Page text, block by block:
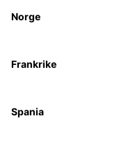
Norge
Frankrike
Spania